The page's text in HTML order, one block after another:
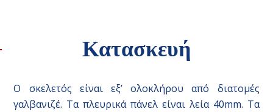
Κατασκευή
Ο σκελετός είναι εξ’ ολοκλήρου από διατομές
γαλβανιζέ. Τα πλευρικά πάνελ είναι λεία 40mm. Τα